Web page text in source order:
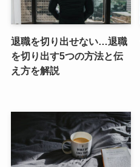
退職を切り出せない…退職
を切り出す5つの方法と伝
え方を解説